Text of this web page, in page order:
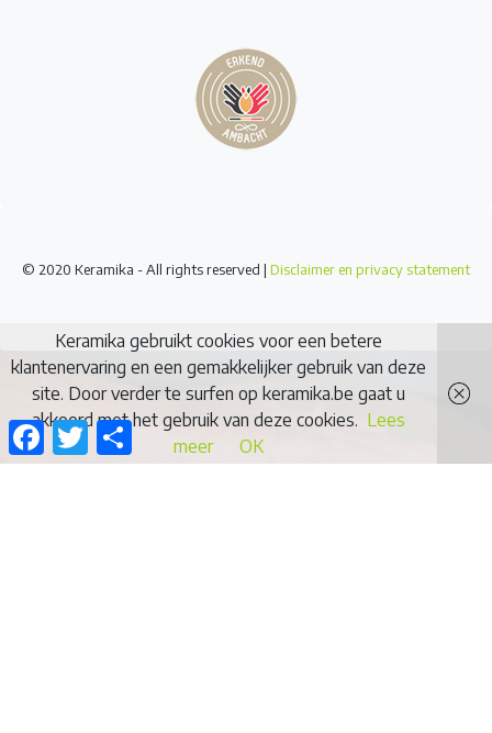
© 2020 Keramika - All rights reserved | Disclaimer en privacy statement
FacebookTwitterDelen
Keramika gebruikt cookies voor een betere
klantenervaring en een gemakkelijker gebruik van deze
site. Door verder te surfen op keramika.be gaat u
akkoord met het gebruik van deze cookies. Lees
meer
OK